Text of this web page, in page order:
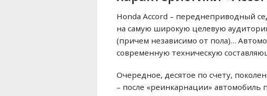
Honda Accord – переднеприводный
на самую широкую целевую
(причем независимо от пола)…
современную техническую
Очередное, десятое по счету,
– после «реинкарнации»